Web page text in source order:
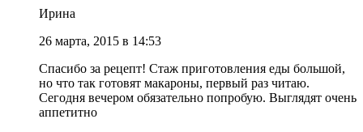
Ирина
26 марта, 2015 в 14:53
Спасибо за рецепт! Стаж приготовления еды большой,
но что так готовят макароны, первый раз читаю.
Сегодня вечером обязательно попробую. Выглядят очень
аппетитно